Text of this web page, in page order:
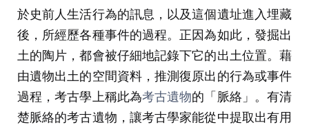
於史前人生活行為的訊息，以及這個遺址進入埋藏
後，所經歷各種事件的過程。正因為如此，發掘出
土的陶片，都會被仔細地記錄下它的出土位置。藉
由遺物出土的空間資料，推測復原出的行為或事件
過程，考古學上稱此為考古遺物的「脈絡」。有清
楚脈絡的考古遺物，讓考古學家能從中提取出有用